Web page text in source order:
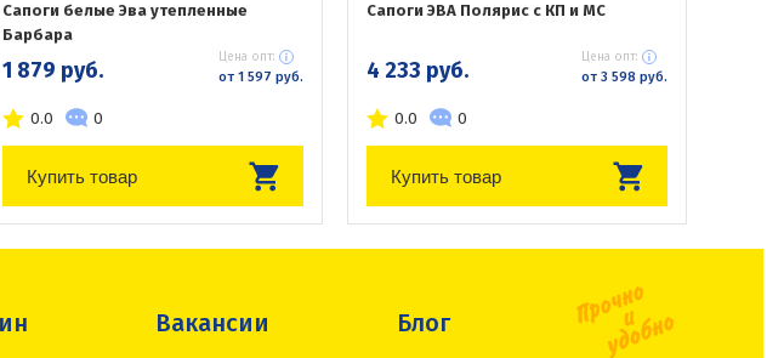
Сапоги белые Эва утепленные
Барбара
1 879 руб. Цена опт:
от 1 597 руб.
0.0 0
Купить товар
Сапоги ЭВА Полярис с КП и МС
4 233 руб. Цена опт:
от 3 598 руб.
0.0 0
Купить товар
Вакансии Блог